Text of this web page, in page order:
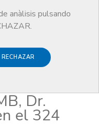
anàlisis pulsando
RECHAZAR
la sanidad
al
Dr.
el 324